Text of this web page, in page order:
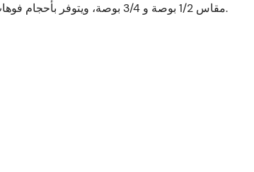
لولبية NPT مقاس 1/2 بوصة و 3/4 بوصة، ويتوفر بأحجام فوهات متعددة مرمزة بالألوان لسهولة الاختيار والتركيب.